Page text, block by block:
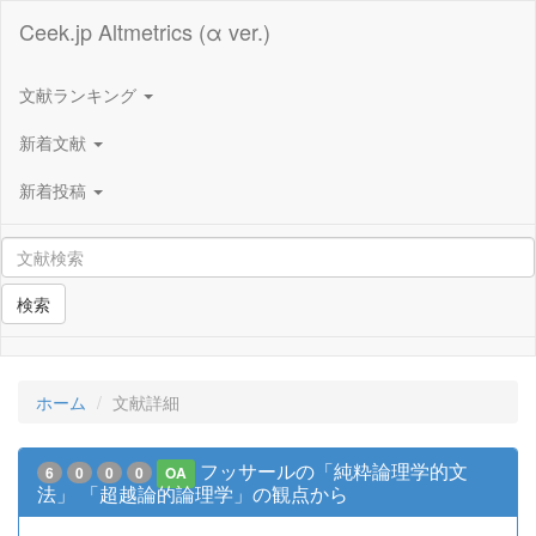
Ceek.jp Altmetrics (α ver.)
文献ランキング
新着文献
新着投稿
検索
ホーム 文献詳細
6 0 0 0 OA
フッサールの「純粋論理学的文
法」 「超越論的論理学」の観点から